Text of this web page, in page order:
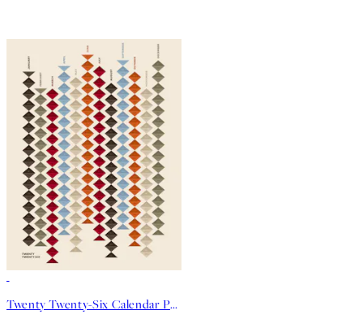
Twenty Twenty-Six Calendar Poster